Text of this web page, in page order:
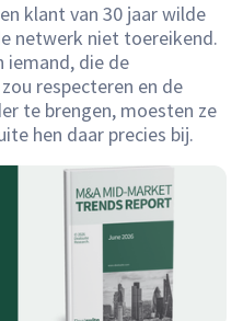
klant van 30 jaar wilde
netwerk niet toereikend.
iemand, die de
respecteren en de
te brengen, moesten ze
hen daar precies bij.